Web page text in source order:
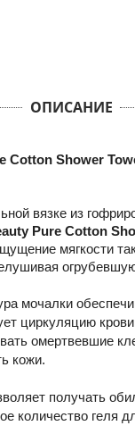
ОПИСАНИЕ
Cotton Shower
вязке из
Pure Cotton
мягкости
мочалки
циркуляцию
омертвевшие
кожи.
получать
количество геля